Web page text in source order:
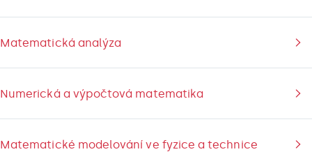
Matematická analýza
Numerická a výpočtová matematika
Matematické modelování ve fyzice a technice